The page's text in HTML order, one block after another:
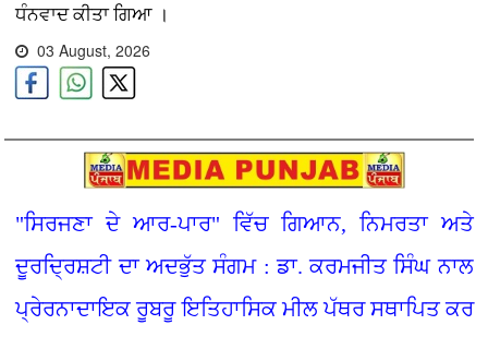
ਧੰਨਵਾਦ ਕੀਤਾ ਗਿਆ ।
03 August, 2026
"ਸਿਰਜਣਾ ਦੇ ਆਰ-ਪਾਰ" ਵਿੱਚ ਗਿਆਨ, ਨਿਮਰਤਾ ਅਤੇ
ਦੂਰਦ੍ਰਿਸ਼ਟੀ ਦਾ ਅਦਭੁੱਤ ਸੰਗਮ : ਡਾ. ਕਰਮਜੀਤ ਸਿੰਘ ਨਾਲ
ਪ੍ਰੇਰਨਾਦਾਇਕ ਰੂਬਰੂ ਇਤਿਹਾਸਿਕ ਮੀਲ ਪੱਥਰ ਸਥਾਪਿਤ ਕਰ